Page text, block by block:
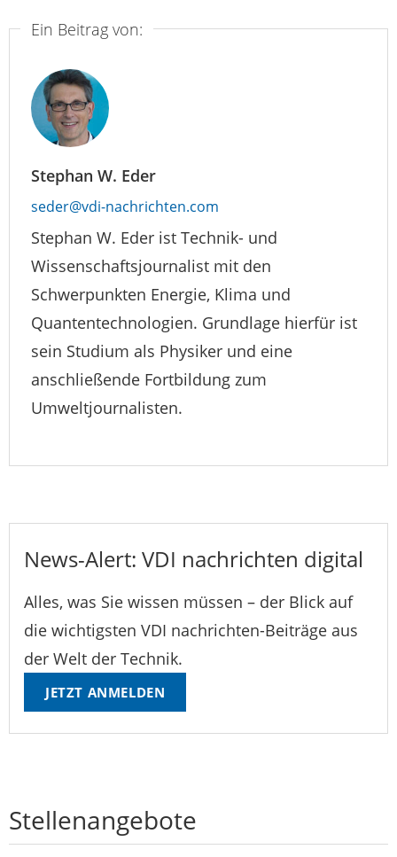
Ein Beitrag von:
Stephan W. Eder
seder@vdi-nachrichten.com
Stephan W. Eder ist Technik- und
Wissenschaftsjournalist mit den
Schwerpunkten Energie, Klima und
Quantentechnologien. Grundlage hierfür ist
sein Studium als Physiker und eine
anschließende Fortbildung zum
Umweltjournalisten.
News-Alert: VDI nachrichten digital
Alles, was Sie wissen müssen – der Blick auf
die wichtigsten VDI nachrichten-Beiträge aus
der Welt der Technik.
JETZT ANMELDEN
Stellenangebote